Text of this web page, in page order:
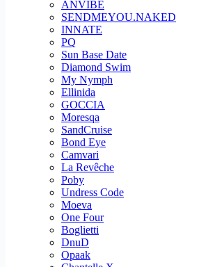
ANVIBE
SENDMEYOU.NAKED
INNATE
PQ
Sun Base Date
Diamond Swim
My Nymph
Ellinida
GOCCIA
Moresqa
SandCruise
Bond Eye
Camvari
La Revêche
Poby
Undress Code
Moeva
One Four
Boglietti
DnuD
Opaak